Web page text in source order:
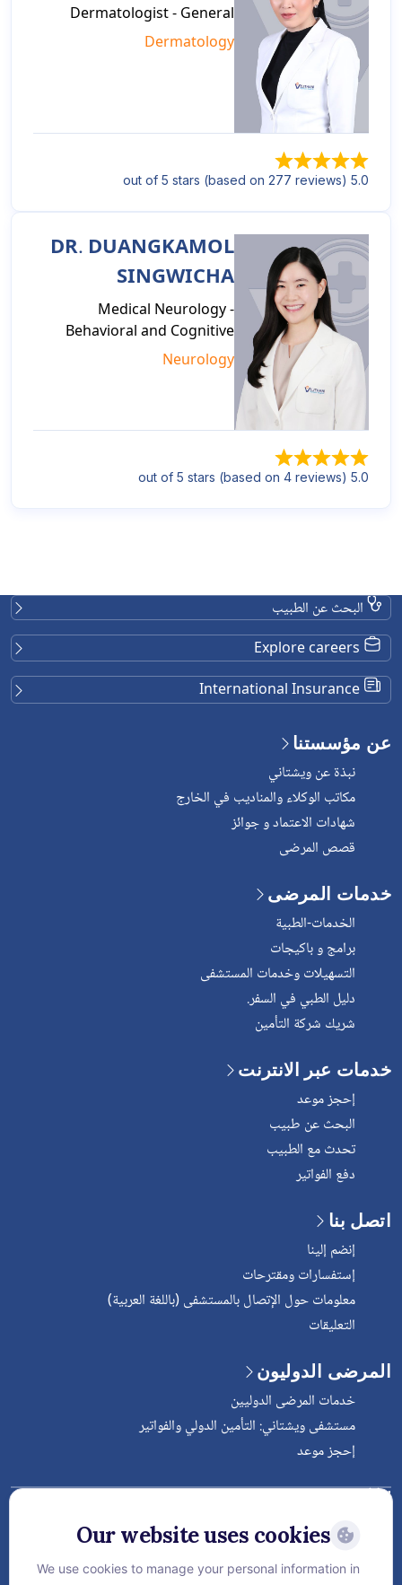
Dermatologist - General
Dermatology
5.0 out of 5 stars (based on 277 reviews)
DR. DUANGKAMOL
SINGWICHA
Medical Neurology -
Behavioral and Cognitive
Neurology
5.0 out of 5 stars (based on 4 reviews)
البحث عن الطبيب
عن مؤسستنا
نبذة عن ويشتاني
مكاتب الوكلاء والمناديب في الخارج
شهادات الاعتماد و جوائز
قصص المرضى
خدمات المرضى
الخدمات-الطبية
برامج و باكيجات
التسهيلات وخدمات المستشفى
دليل الطبي في السفر.
شريك شركة التأمين
خدمات عبر الانترنت
إحجز موعد
البحث عن طبيب
تحدث مع الطبيب
دفع الفواتير
اتصل بنا
إنضم إلينا
إستفسارات ومقترحات
معلومات حول الإتصال بالمستشفى (باللغة العربية)
التعليقات
المرضى الدوليون
خدمات المرضى الدوليين
مستشفى ويشتاني: التأمين الدولي والفواتير
إحجز موعد
Follow Vejthani International
Hospital
Our website uses cookies
We use cookies to manage your personal information in